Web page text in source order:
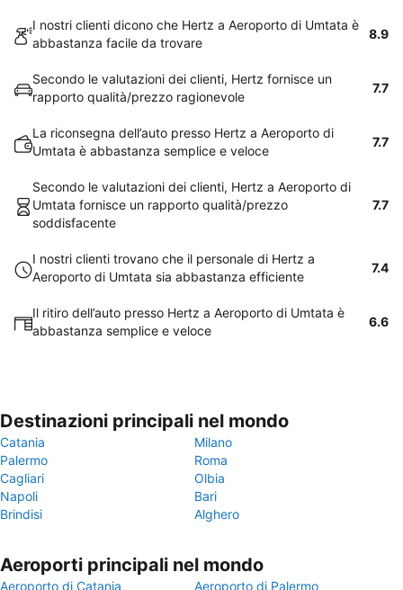
I nostri clienti dicono che Hertz a Aeroporto di Umtata è
abbastanza facile da trovare
8.9
Secondo le valutazioni dei clienti, Hertz fornisce un
rapporto qualità/prezzo ragionevole
7.7
La riconsegna dell’auto presso Hertz a Aeroporto di
Umtata è abbastanza semplice e veloce
7.7
Secondo le valutazioni dei clienti, Hertz a Aeroporto di
Umtata fornisce un rapporto qualità/prezzo
soddisfacente
7.7
I nostri clienti trovano che il personale di Hertz a
Aeroporto di Umtata sia abbastanza efficiente
7.4
Il ritiro dell’auto presso Hertz a Aeroporto di Umtata è
abbastanza semplice e veloce
6.6
Destinazioni principali nel mondo
Catania
Milano
Palermo
Roma
Cagliari
Olbia
Napoli
Bari
Brindisi
Alghero
Aeroporti principali nel mondo
Aeroporto di Catania Aeroporto di Palermo